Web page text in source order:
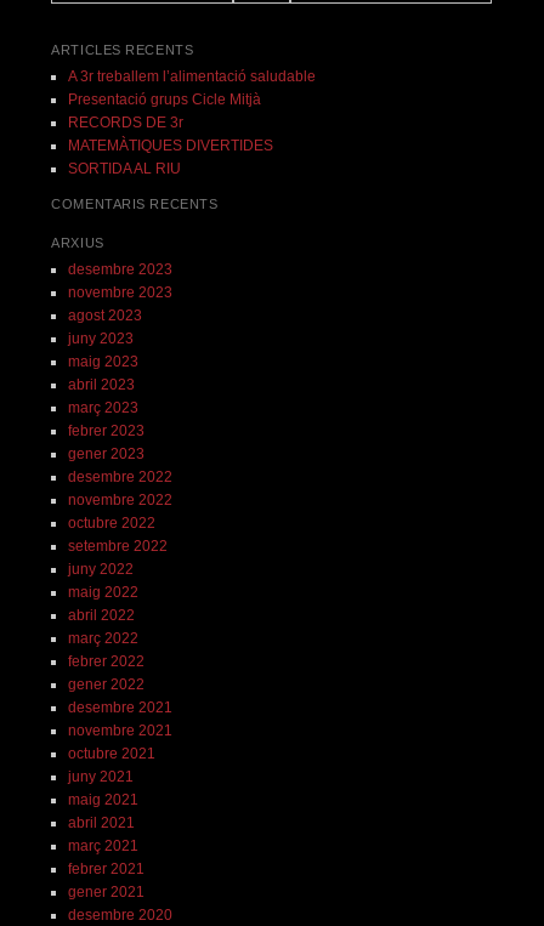
ARTICLES RECENTS
A 3r treballem l’alimentació saludable
Presentació grups Cicle Mitjà
RECORDS DE 3r
MATEMÀTIQUES DIVERTIDES
SORTIDA AL RIU
COMENTARIS RECENTS
ARXIUS
desembre 2023
novembre 2023
agost 2023
juny 2023
maig 2023
abril 2023
març 2023
febrer 2023
gener 2023
desembre 2022
novembre 2022
octubre 2022
setembre 2022
juny 2022
maig 2022
abril 2022
març 2022
febrer 2022
gener 2022
desembre 2021
novembre 2021
octubre 2021
juny 2021
maig 2021
abril 2021
març 2021
febrer 2021
gener 2021
desembre 2020